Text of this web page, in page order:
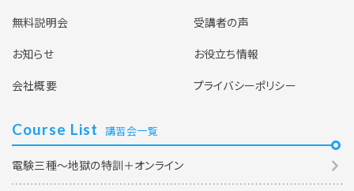
無料説明会
受講者の声
お知らせ
お役立ち情報
会社概要
プライバシーポリシー
Course List 講習会一覧
電験三種～地獄の特訓＋オンライン